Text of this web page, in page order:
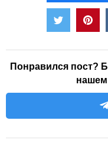
Понравился пост?
нашем